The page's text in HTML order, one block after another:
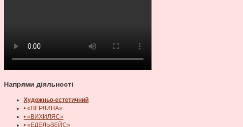
Напрями діяльності
Художньо-естетичний
• «ПЕРЛИНА»
• «ВИХИЛЯС»
• «ЕДЕЛЬВЕЙС»